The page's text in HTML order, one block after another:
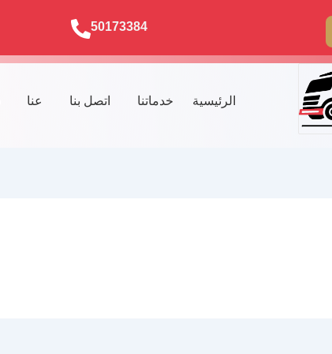
50173384
الرئيسية خدماتنا اتصل بنا عنا